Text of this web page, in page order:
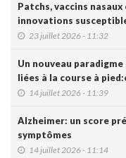
Patchs, vaccins
innovations
23 juillet 2026 - 11:32
Un nouveau
liées à la course à
14 juillet 2026 - 11:39
Alzheimer: un score
symptômes
14 juillet 2026 - 11:14